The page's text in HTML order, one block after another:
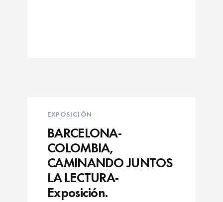
EXPOSICIÓN
BARCELONA-
COLOMBIA,
CAMINANDO JUNTOS
LA LECTURA-
Exposición.